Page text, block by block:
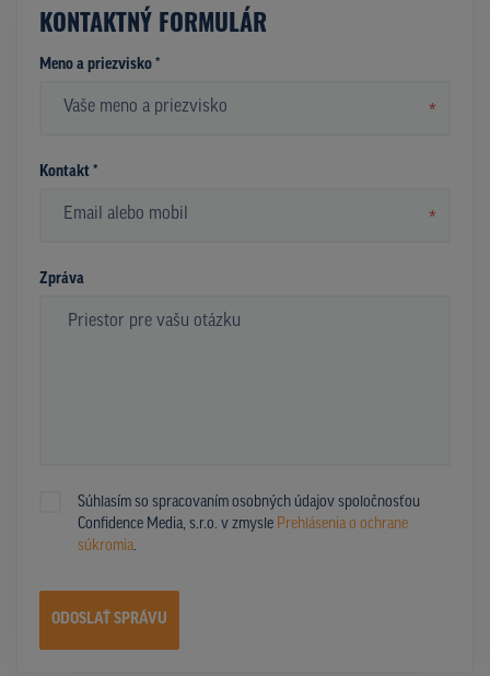
KONTAKTNÝ FORMULÁR
Meno a priezvisko *
*
Kontakt *
*
Zpráva
Súhlasím so spracovaním osobných údajov spoločnosťou
Confidence Media, s.r.o. v zmysle Prehlásenia o ochrane
súkromia.
ODOSLAŤ SPRÁVU